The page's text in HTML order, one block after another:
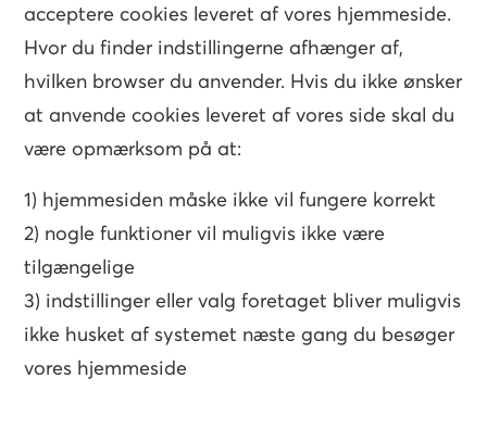
acceptere cookies leveret af vores hjemmeside.
Hvor du finder indstillingerne afhænger af,
hvilken browser du anvender. Hvis du ikke ønsker
at anvende cookies leveret af vores side skal du
være opmærksom på at:
1) hjemmesiden måske ikke vil fungere korrekt
2) nogle funktioner vil muligvis ikke være
tilgængelige
3) indstillinger eller valg foretaget bliver muligvis
ikke husket af systemet næste gang du besøger
vores hjemmeside